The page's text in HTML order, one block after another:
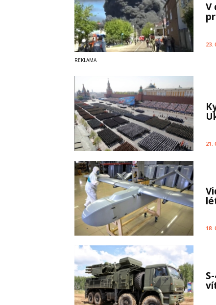
V
23.
21.
18.